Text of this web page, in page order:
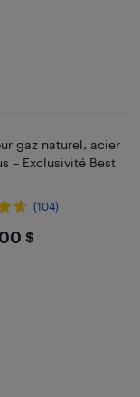
gaz naturel, acier
– Exclusivité Best
(104)
$